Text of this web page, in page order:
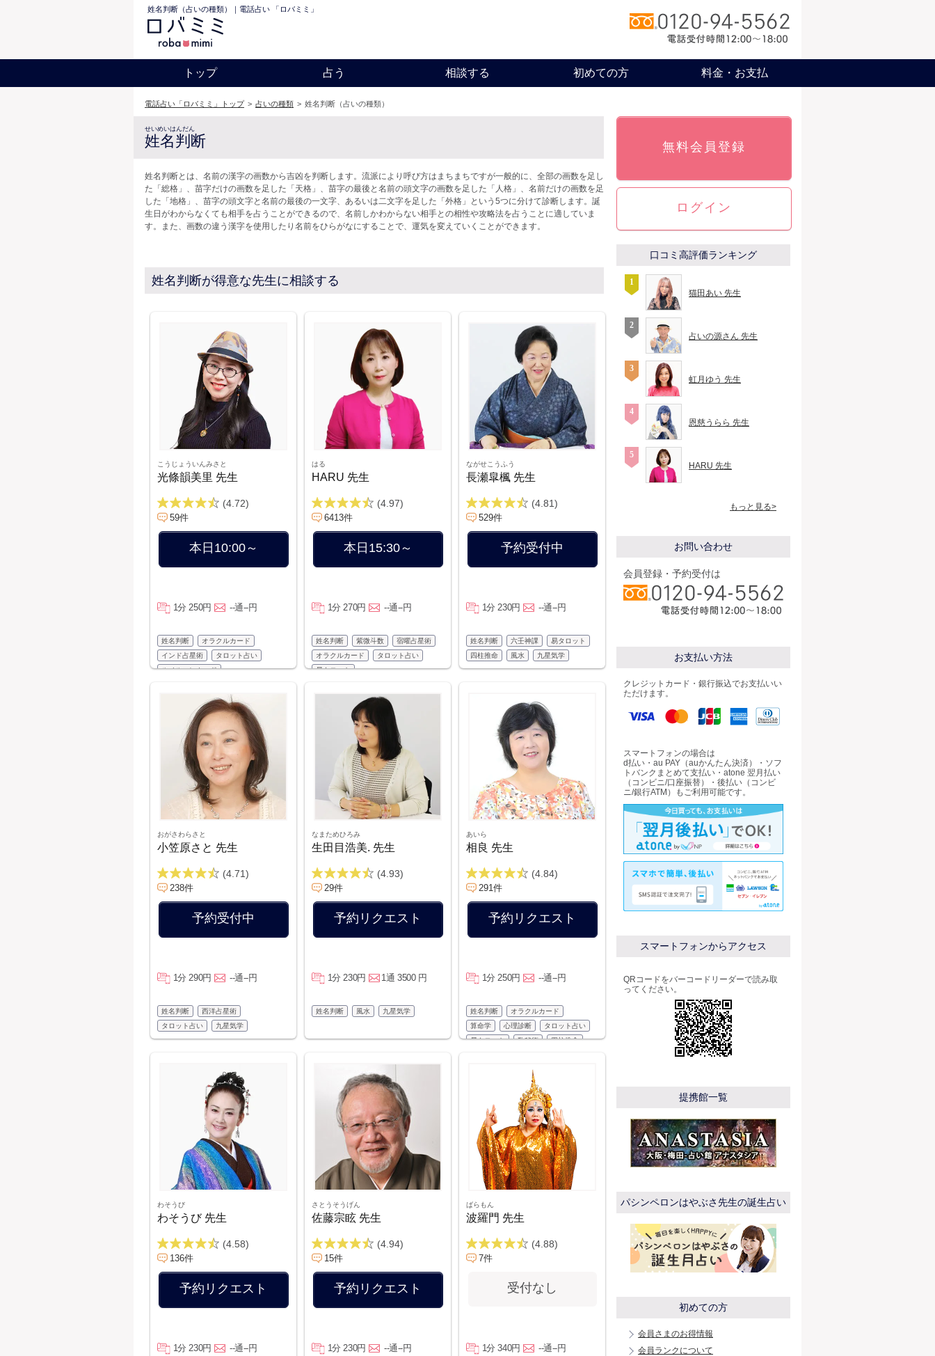
姓名判断（占いの種類）｜電話占い 「ロバミミ」
トップ 占う 相談する 初めての方 料金・お支払
電話占い「ロバミミ」トップ > 占いの種類 > 姓名判断（占いの種類）
せいめいはんだん
姓名判断
姓名判断とは、名前の漢字の画数から吉凶を判断します。流派により呼び方はまちまちですが一般的に、全部の画数を足し
た「総格」、苗字だけの画数を足した「天格」、苗字の最後と名前の頭文字の画数を足した「人格」、名前だけの画数を足
した「地格」、苗字の頭文字と名前の最後の一文字、あるいは二文字を足した「外格」という5つに分けて診断します。誕
生日がわからなくても相手を占うことができるので、名前しかわからない相手との相性や攻略法を占うことに適していま
す。また、画数の違う漢字を使用したり名前をひらがなにすることで、運気を変えていくことができます。
姓名判断が得意な先生に相談する
こうじょういんみさと
光條韻美里 先生
(4.72)
59件
本日10:00～
1分 250円 --通--円
姓名判断
オラクルカード
インド占星術
タロット占い
ルノルマンカード
はる
HARU 先生
(4.97)
6413件
本日15:30～
1分 270円 --通--円
姓名判断 紫微斗数
宿曜占星術
オラクルカード
タロット占い
易タロット
ながせこうふう
長瀬皐楓 先生
(4.81)
529件
予約受付中
1分 230円 --通--円
姓名判断 六壬神課
易タロット
四柱推命
風水 九星気学
おがさわらさと
小笠原さと 先生
(4.71)
238件
予約受付中
1分 290円 --通--円
姓名判断
西洋占星術
タロット占い
九星気学
なまためひろみ
生田目浩美. 先生
(4.93)
29件
予約リクエスト
1分 230円 1通 3500 円
姓名判断 風水 九星気学
あいら
相良 先生
(4.84)
291件
予約リクエスト
1分 250円 --通--円
姓名判断
オラクルカード
算命学
心理診断
タロット占い
易タロット
数秘術 四柱推命
わそうび
わそうび 先生
(4.58)
136件
予約リクエスト
1分 230円 --通--円
さとうそうげん
佐藤宗眩 先生
(4.94)
15件
予約リクエスト
1分 230円 --通--円
ばらもん
波羅門 先生
(4.88)
7件
受付なし
1分 340円 --通--円
無料会員登録
ログイン
口コミ高評価ランキング
猫田あい 先生
占いの源さん 先生
虹月ゆう 先生
恩慈うらら 先生
HARU 先生
もっと見る>
お問い合わせ
会員登録・予約受付は
お支払い方法
クレジットカード・銀行振込でお支払いい
ただけます。
スマートフォンの場合は
d払い・au PAY（auかんたん決済）・ソフ
トバンクまとめて支払い・atone 翌月払い
（コンビニ/口座振替）・後払い（コンビ
ニ/銀行ATM）もご利用可能です。
スマートフォンからアクセス
QRコードをバーコードリーダーで読み取
ってください。
提携館一覧
パシンペロンはやぶさ先生の誕生占い
初めての方
会員さまのお得情報
会員ランクについて